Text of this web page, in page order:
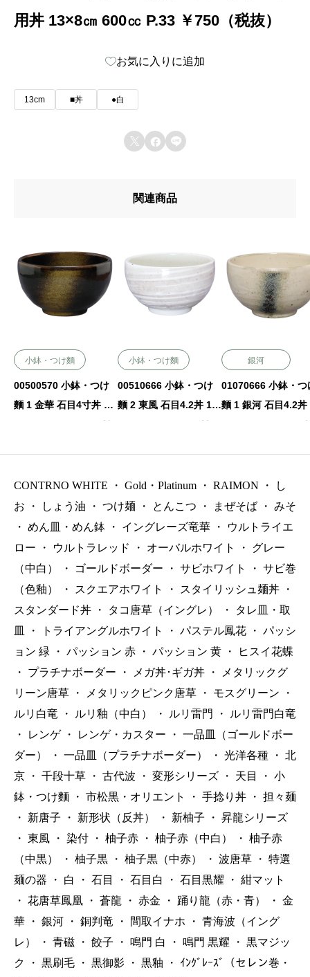
用丼 13×8㎝ 600㏄ P.33 ￥750（税抜）
お気に入りに追加
13cm ■丼 ●白
  
関連商品
小鉢・つけ麵
00500570 小鉢・つけ
麵 1 金華 石目4寸丼 12.
2×7.2㎝ 480㏄ P.32 ￥8
小鉢・つけ麵
00510666 小鉢・つけ
麵 2 東風 石目4.2丼 13
×7.5㎝ 590㏄ P.33 ￥95
銀河
01070666 小鉢・つ
麵 1 銀河 石目4.2丼
×7.5㎝ 590㏄ P.32
CONTRNO WHITE ・ Gold・Platinum ・ RAIMON ・
し
お
・ しょう油 ・ つけ麺 ・ とんこつ ・ まぜそば ・ みそ
・ めん皿・めん鉢 ・ イングレーズ竜華 ・
ウルトライエ
ロー
・ ウルトラレッド ・ オーバルホワイト ・
グレー
（中白）
・ ゴールドボーダー ・ サビホワイト ・ サビ巻
（色釉）
・ スクエアホワイト ・ スタイリッシュ麺丼
・
スタンダード丼
・ タコ唐草（イングレ） ・
タレ皿・取
皿
・ トライアングルホワイト ・ パステル鳳花 ・ パッシ
ョン 緑
・ パッション 赤 ・ パッション 黄 ・
ヒスイ花蝶
・
プラチナボーダー ・ メガ丼･ギガ丼 ・
メタリックグ
リーン唐草
・ メタリックピンク唐草 ・ モスグリーン
・
ルリ白竜
・ ルリ釉（中白） ・ ルリ雷門 ・
ルリ雷門白竜
・
レンゲ ・ レンゲ・カスター ・ 一品皿（ゴールドボー
ダー）
・ 一品皿（プラチナボーダー） ・ 光洋各種 ・ 北
京
・ 千段十草 ・ 古代波 ・ 変形シリーズ ・ 天目 ・ 小
鉢・つけ麵
・ 市松黒・オリエント ・ 手捻り丼 ・ 担々麺
・
新唐子 ・ 新形状（反丼） ・ 新柚子 ・ 昇龍シリーズ
・ 東風 ・ 染付 ・ 柚子赤 ・ 柚子赤（中白） ・ 柚子赤
（中黒）
・ 柚子黒 ・ 柚子黒（中赤） ・ 波唐草 ・ 特選
麺の器
・ 白 ・ 石目 ・ 石目白 ・ 石目黒耀 ・ 紺マット
・ 花唐草鳳凰 ・ 蒼龍 ・ 赤金 ・ 踊り龍（赤・青） ・ 金
華
・ 銀河 ・ 銅判竜 ・ 間取イナホ ・ 青海波（イング
レ）
・ 青磁 ・ 餃子 ・ 鳴門 白 ・ 鳴門 黒耀 ・ 黒マジッ
ク
・ 黒刷毛 ・ 黒御影 ・ 黒釉 ・
ｲﾝｸﾞﾚｰｽﾞ（セレン巻・